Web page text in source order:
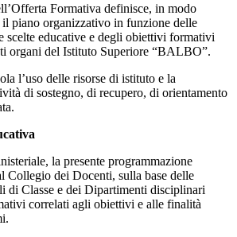
Formativa definisce, in modo
piano organizzativo in funzione delle
scelte educative e degli obiettivi formativi
organi del Istituto Superiore “BALBO”.
l’uso delle risorse di istituto e la
di sostegno, di recupero, di orientamento
la presente programmazione
Collegio dei Docenti, sulla base delle
di Classe e dei Dipartimenti disciplinari
correlati agli obiettivi e alle finalità